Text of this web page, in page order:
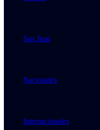
San Juan
Nacionales
Internacionales